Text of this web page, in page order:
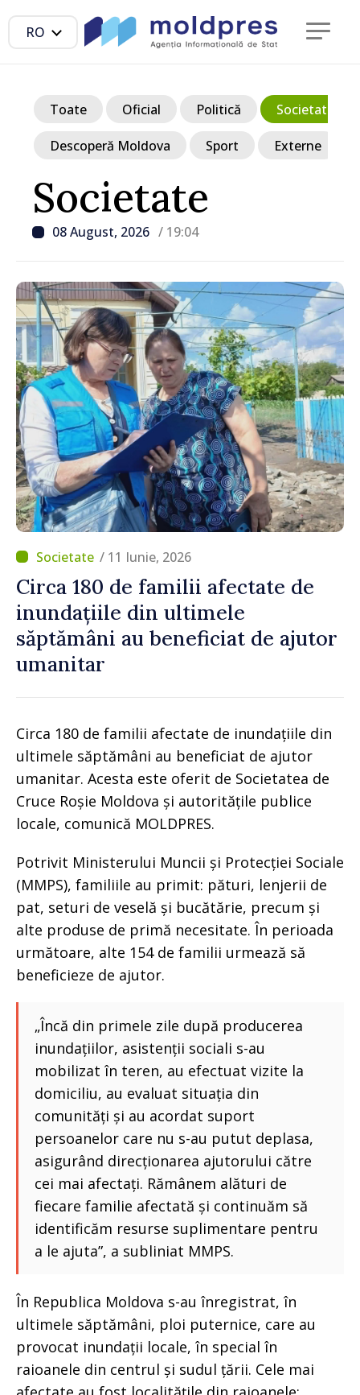
RO
Societate
08 August, 2026 / 19:04
Toate Oficial Politică Societate
Descoperă Moldova Sport Externe
/ 11 Iunie, 2026
Circa 180 de familii afectate de
inundațiile din ultimele
săptămâni au beneficiat de ajutor
umanitar
Circa 180 de familii afectate de inundațiile din
ultimele săptămâni au beneficiat de ajutor
umanitar. Acesta este oferit de Societatea de
Cruce Roșie Moldova și autoritățile publice
locale, comunică MOLDPRES.
Potrivit Ministerului Muncii și Protecției Sociale
(MMPS), familiile au primit: pături, lenjerii de
pat, seturi de veselă și bucătărie, precum și
alte produse de primă necesitate. În perioada
următoare, alte 154 de familii urmează să
beneficieze de ajutor.
„Încă din primele zile după producerea
inundațiilor, asistenții sociali s-au
mobilizat în teren, au efectuat vizite la
domiciliu, au evaluat situația din
comunități și au acordat suport
persoanelor care nu s-au putut deplasa,
asigurând direcționarea ajutorului către
cei mai afectați. Rămânem alături de
fiecare familie afectată și continuăm să
identificăm resurse suplimentare pentru
a le ajuta”, a subliniat MMPS.
În Republica Moldova s-au înregistrat, în
ultimele săptămâni, ploi puternice, care au
provocat inundații locale, în special în
raioanele din centrul și sudul țării. Cele mai